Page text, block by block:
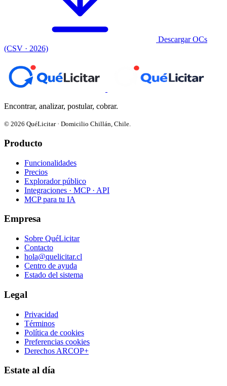
Descargar OCs
(CSV · 2026)
Encontrar, analizar, postular, cobrar.
© 2026 QuéLicitar · Domicilio Chillán, Chile.
Producto
Funcionalidades
Precios
Explorador público
Integraciones · MCP · API
MCP para tu IA
Empresa
Sobre QuéLicitar
Contacto
hola@quelicitar.cl
Centro de ayuda
Estado del sistema
Legal
Privacidad
Términos
Política de cookies
Preferencias cookies
Derechos ARCOP+
Estate al día